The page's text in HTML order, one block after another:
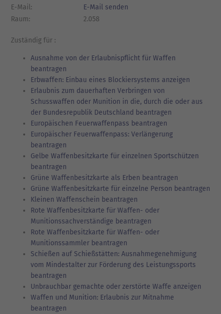
E-Mail:
E-Mail senden
Raum:
2.058
Zuständig für :
Ausnahme von der Erlaubnispflicht für Waffen
beantragen
Erbwaffen: Einbau eines Blockiersystems anzeigen
Erlaubnis zum dauerhaften Verbringen von
Schusswaffen oder Munition in die, durch die oder aus
der Bundesrepublik Deutschland beantragen
Europäischen Feuerwaffenpass beantragen
Europäischer Feuerwaffenpass: Verlängerung
beantragen
Gelbe Waffenbesitzkarte für einzelnen Sportschützen
beantragen
Grüne Waffenbesitzkarte als Erben beantragen
Grüne Waffenbesitzkarte für einzelne Person beantragen
Kleinen Waffenschein beantragen
Rote Waffenbesitzkarte für Waffen- oder
Munitionssachverständige beantragen
Rote Waffenbesitzkarte für Waffen- oder
Munitionssammler beantragen
Schießen auf Schießstätten: Ausnahmegenehmigung
vom Mindestalter zur Förderung des Leistungssports
beantragen
Unbrauchbar gemachte oder zerstörte Waffe anzeigen
Waffen und Munition: Erlaubnis zur Mitnahme
beantragen